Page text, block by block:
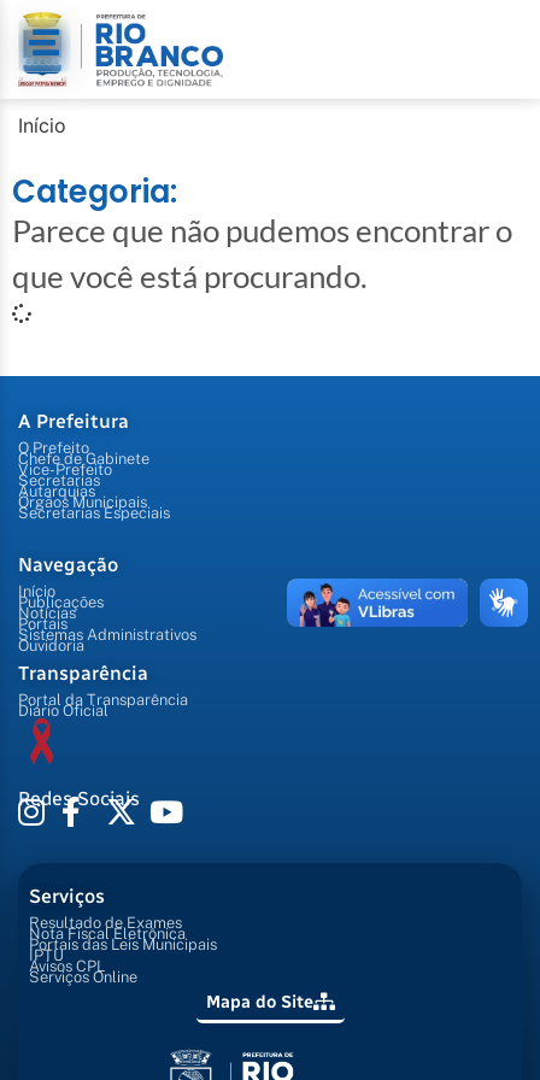
Início
Categoria:
Parece que não pudemos encontrar o
que você está procurando.
A Prefeitura
O Prefeito
Chefe de Gabinete
Vice-Prefeito
Secretarias
Autarquias
Órgãos Municipais
Secretarias Especiais
Navegação
Início
Publicações
Notícias
Portais
Sistemas Administrativos
Ouvidoria
Transparência
Portal da Transparência
Diário Oficial
Redes Sociais
Serviços
Resultado de Exames
Nota Fiscal Eletrônica
Portais das Leis Municipais
IPTU
Avisos CPL
Serviços Online
Mapa do Site